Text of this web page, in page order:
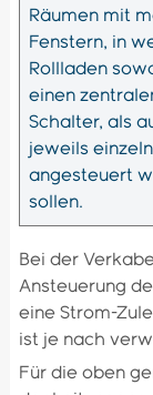
Räumen mit
Fenstern, in
Rollladen
einen
Schalter, als
jeweils einzeln
angesteuert
sollen.
Bei der
Ansteuerung
eine Strom-
ist je nach
Für die oben